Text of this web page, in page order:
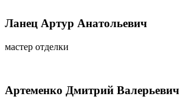
Ланец Артур Анатольевич
мастер отделки
Артеменко Дмитрий Валерьевич